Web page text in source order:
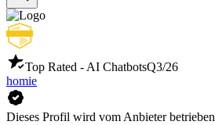
Top Rated - AI ChatbotsQ3/26
homie
Dieses Profil wird vom Anbieter betrieben